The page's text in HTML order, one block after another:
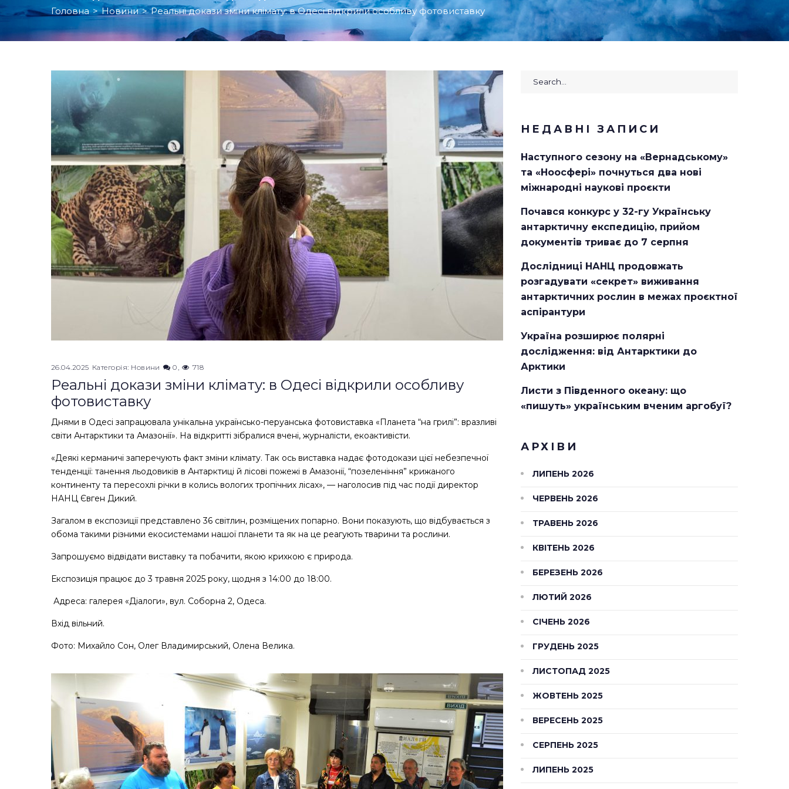
Головна > Новини > Реальні докази зміни клімату: в Одесі відкрили особливу фотовиставку
26.04.2025 Категорія: Новини 0 718
Реальні докази зміни клімату: в Одесі відкрили особливу
фотовиставку
Днями в Одесі запрацювала унікальна українсько-перуанська фотовиставка «Планета “на грилі”: вразливі
світи Антарктики та Амазонії». На відкритті зібралися вчені, журналісти, екоактивісти.
«Деякі керманичі заперечують факт зміни клімату. Так ось виставка надає фотодокази цієї небезпечної
тенденції: танення льодовиків в Антарктиці й лісові пожежі в Амазонії, “позеленіння” крижаного
континенту та пересохлі річки в колись вологих тропічних лісах», — наголосив під час події директор
НАНЦ Євген Дикий.
Загалом в експозиції представлено 36 світлин, розміщених попарно. Вони показують, що відбувається з
обома такими різними екосистемами нашої планети та як на це реагують тварини та рослини.
Запрошуємо відвідати виставку та побачити, якою крихкою є природа.
Експозиція працює до 3 травня 2025 року, щодня з 14:00 до 18:00.
Адреса: галерея «Діалоги», вул. Соборна 2, Одеса.
Вхід вільний.
Фото: Михайло Сон, Олег Владимирський, Олена Велика.
Search
НЕДАВНІ ЗАПИСИ
Наступного сезону на «Вернадському»
та «Ноосфері» почнуться два нові
міжнародні наукові проєкти
Почався конкурс у 32-гу Українську
антарктичну експедицію, прийом
документів триває до 7 серпня
Дослідниці НАНЦ продовжать
розгадувати «секрет» виживання
антарктичних рослин в межах проєктної
аспірантури
Україна розширює полярні
дослідження: від Антарктики до
Арктики
Листи з Південного океану: що
«пишуть» українським вченим аргобуї?
АРХІВИ
ЛИПЕНЬ 2026
ЧЕРВЕНЬ 2026
ТРАВЕНЬ 2026
КВІТЕНЬ 2026
БЕРЕЗЕНЬ 2026
ЛЮТИЙ 2026
СІЧЕНЬ 2026
ГРУДЕНЬ 2025
ЛИСТОПАД 2025
ЖОВТЕНЬ 2025
ВЕРЕСЕНЬ 2025
СЕРПЕНЬ 2025
ЛИПЕНЬ 2025